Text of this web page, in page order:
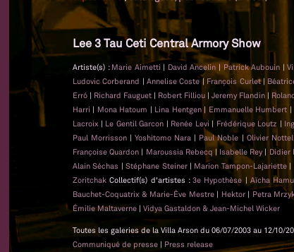
Lee 3 Tau Ceti Central Armory Show
Artiste(s) : Marie Aimetti | David Ancelin | Patrick Aubouin |
Ludovic Corberand |Annelise Coste| François Curlet|
Erró | Richard Fauguet | Robert Filliou |Jeremy Flandin |
Harri | Mona Hatoum | Lina Hentgen | Emmanuelle Humbert |
Lacroix | Le Gentil Garcon | Renée Levi | Frédérique Loutz |
Paul Morrisson |Yoshitomo Nara | Paul Noble |Olivier
Françoise Quardon | Maroussia Rebecq | Isabelle Rey | Didier
Alain Séchas |Stéphane Steiner | Marion Tampon-Lajariette |
ZoritchakCollectif(s) d'artistes :3e Hypothèse | Aïcha
Bauchet-Coquatrix & Marie-Ève Mestre | Hektor | Petra
Émilie Maltaverne | Vidya Gastaldon & Jean-Michel Wicker
Toutes les galeries de la Villa Arson du 06/07/2003 au 12/10/
Communiqué de presse | Press release